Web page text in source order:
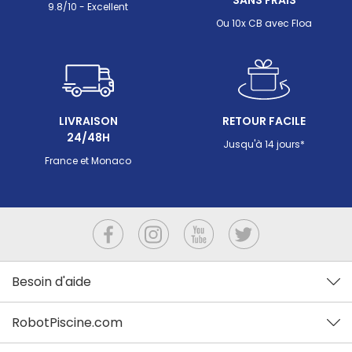
9.8/10 - Excellent
Ou 10x CB avec Floa
LIVRAISON
24/48H
France et Monaco
RETOUR FACILE
Jusqu'à 14 jours*
Besoin d'aide
RobotPiscine.com